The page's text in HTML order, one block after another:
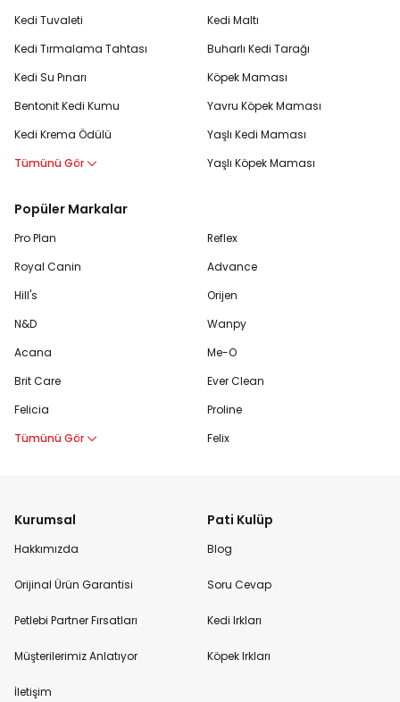
Kedi Tuvaleti
Kedi Tırmalama Tahtası
Kedi Su Pınarı
Bentonit Kedi Kumu
Kedi Krema Ödülü
Tümünü Gör
Kedi Maltı
Buharlı Kedi Tarağı
Köpek Maması
Yavru Köpek Maması
Yaşlı Kedi Maması
Yaşlı Köpek Maması
Popüler Markalar
Pro Plan
Royal Canin
Hill's
N&D
Acana
Brit Care
Felicia
Tümünü Gör
Reflex
Advance
Orijen
Wanpy
Me-O
Ever Clean
Proline
Felix
Kurumsal
Hakkımızda
Orijinal Ürün Garantisi
Petlebi Partner Fırsatları
Müşterilerimiz Anlatıyor
İletişim
Pati Kulüp
Blog
Soru Cevap
Kedi Irkları
Köpek Irkları